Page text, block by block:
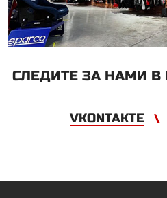
СЛЕДИТЕ ЗА НАМИ В
VKONTAKTE \